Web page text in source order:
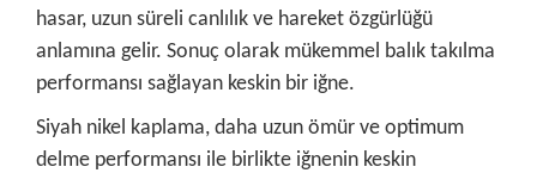
hasar, uzun süreli canlılık ve hareket özgürlüğü
anlamına gelir. Sonuç olarak mükemmel balık takılma
performansı sağlayan keskin bir iğne.
Siyah nikel kaplama, daha uzun ömür ve optimum
delme performansı ile birlikte iğnenin keskin